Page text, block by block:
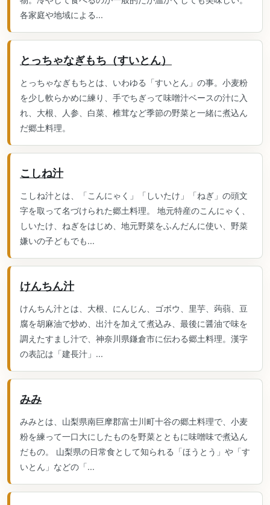
各家庭や地域による...
とっちゃなぎもち（すいとん）
とっちゃなぎもちとは、いわゆる「すいとん」の事。小麦粉
を少し軟らかめに練り、手でちぎって味噌汁ベースの汁に入
れ、大根、人参、白菜、椎茸など季節の野菜と一緒に煮込ん
だ郷土料理。
こしね汁
こしね汁とは、「こんにゃく」「しいたけ」「ねぎ」の頭文
字を取って名づけられた郷土料理。 地元特産のこんにゃく、
しいたけ、ねぎをはじめ、地元野菜をふんだんに使い、野菜
嫌いの子どもでも...
けんちん汁
けんちん汁とは、大根、にんじん、ゴボウ、里芋、蒟蒻、豆
腐を胡麻油で炒め、出汁を加えて煮込み、最後に醤油で味を
調えたすまし汁で、神奈川県鎌倉市に伝わる郷土料理。漢字
の表記は「建長汁」...
みみ
みみとは、山梨県南巨摩郡富士川町十谷の郷土料理で、小麦
粉を練って一口大にしたものを野菜とともに味噌味で煮込ん
だもの。 山梨県の日常食として知られる「ほうとう」や「す
いとん」などの「...